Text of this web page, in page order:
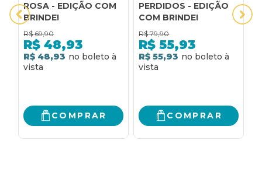
ROSA - EDIÇÃO COM
BRINDE!
R$ 69,90
R$ 48,93
R$ 48,93
COMPRAR
PERDIDOS - EDIÇÃO
COM BRINDE!
R$ 79,90
R$ 55,93
R$ 55,93
COMPRAR